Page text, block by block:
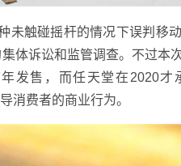
触碰摇杆的情况下误判移
体诉讼和监管调查。不过本
发售，而任天堂在2020才
消费者的商业行为。